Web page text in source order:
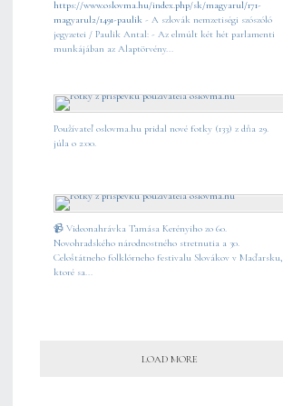
https://www.oslovma.hu/index.php/sk/magyarul/171-
magyarul2/1491-paulik - A szlovák nemzetiségi szószóló
jegyzetei / Paulik Antal: - Az elmúlt két hét parlamenti
munkájában az Alaptörvény...
Používateľ oslovma.hu pridal nové fotky (133) z dňa 29.
júla o 2:00.
📹 Videonahrávka Tamása Kerényiho zo 60.
Novohradského národnostného stretnutia a 30.
Celoštátneho folklórneho festivalu Slovákov v Maďarsku,
ktoré sa...
LOAD MORE